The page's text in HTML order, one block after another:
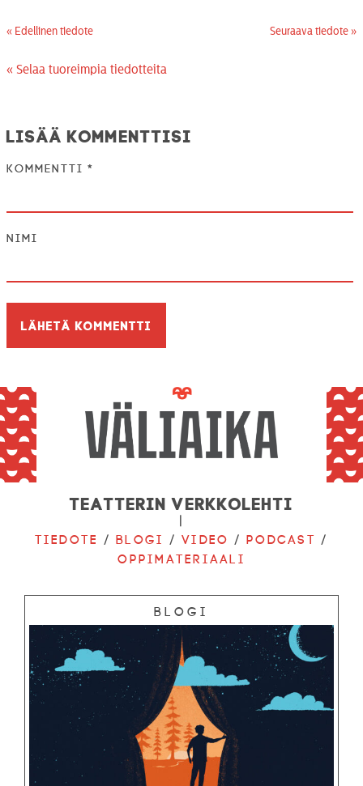
« Edellinen tiedote Seuraava tiedote »
« Selaa tuoreimpia tiedotteita
Lisää kommenttisi
Kommentti *
Nimi
Teatterin verkkolehti
Tiedote / Blogi /Video / Podcast /
Oppimateriaali
Blogi